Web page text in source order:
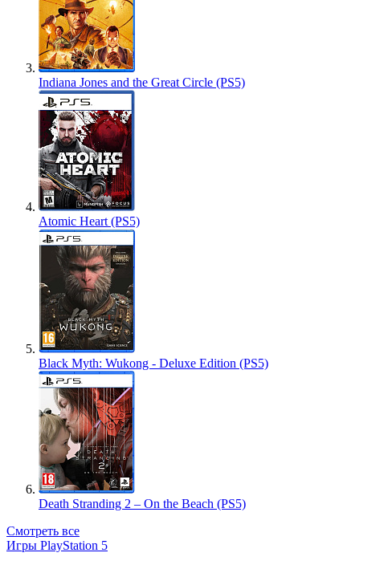
Indiana Jones and the Great Circle (PS5)
Atomic Heart (PS5)
Black Myth: Wukong - Deluxe Edition (PS5)
Death Stranding 2 – On the Beach (PS5)
Смотреть все
Игры PlayStation 5